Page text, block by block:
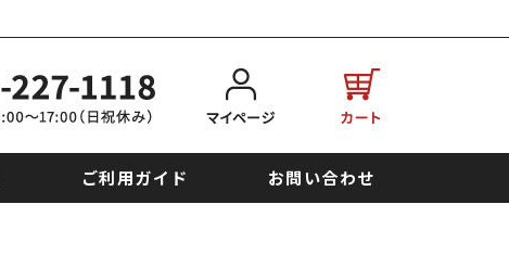
ご利用ガイド お問い合わせ